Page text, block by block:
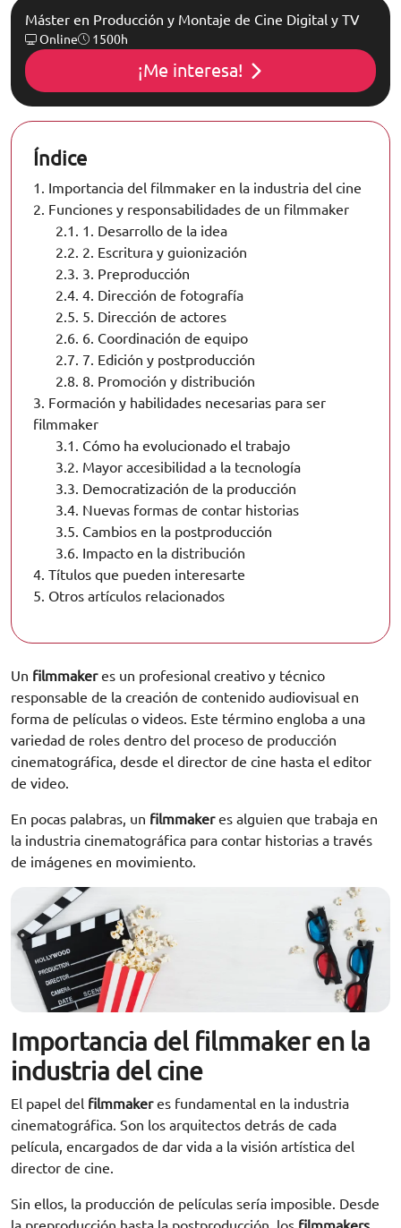
Máster en Producción y Montaje de Cine Digital y TV
Online 1500h
¡Me interesa!
Índice
1. Importancia del filmmaker en la industria del cine
2. Funciones y responsabilidades de un filmmaker
2.1. 1. Desarrollo de la idea
2.2. 2. Escritura y guionización
2.3. 3. Preproducción
2.4. 4. Dirección de fotografía
2.5. 5. Dirección de actores
2.6. 6. Coordinación de equipo
2.7. 7. Edición y postproducción
2.8. 8. Promoción y distribución
3. Formación y habilidades necesarias para ser
filmmaker
3.1. Cómo ha evolucionado el trabajo
3.2. Mayor accesibilidad a la tecnología
3.3. Democratización de la producción
3.4. Nuevas formas de contar historias
3.5. Cambios en la postproducción
3.6. Impacto en la distribución
4. Títulos que pueden interesarte
5. Otros artículos relacionados
Un filmmakeres un profesional creativo y técnico
responsable de la creación de contenido audiovisual en
forma de películas o videos. Este término engloba a una
variedad de roles dentro del proceso de producción
cinematográfica, desde el director de cine hasta el editor
de video.
En pocas palabras, un filmmakeres alguien que trabaja en
la industria cinematográfica para contar historias a través
de imágenes en movimiento.
Importancia del filmmaker en la
industria del cine
El papel del filmmakeres fundamental en la industria
cinematográfica. Son los arquitectos detrás de cada
película, encargados de dar vida a la visión artística del
director de cine.
Sin ellos, la producción de películas sería imposible. Desde